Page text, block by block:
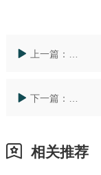
上一篇：
下一篇：
相关推荐